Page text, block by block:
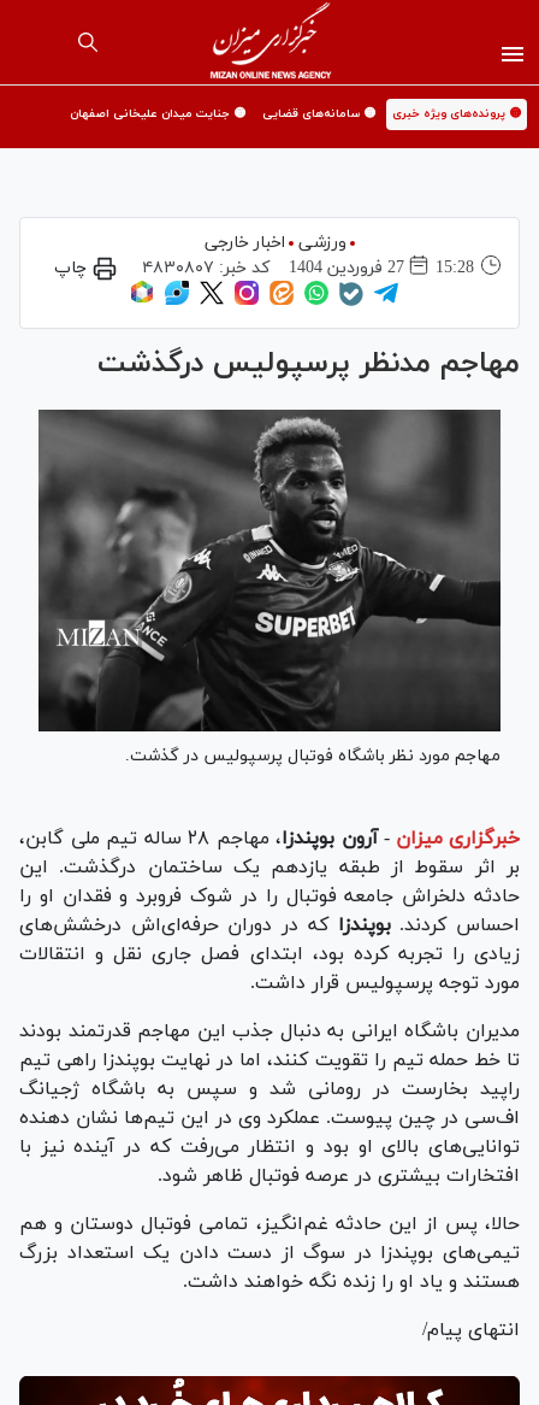
🟡 پرونده‌های ویژه خبری 🟡 سامانه‌های قضایی 🟡 جنایت میدان علیخانی اصفهان
ورزشی
اخبار خارجی
15:28
27 فروردين 1404 کد خبر: ۴۸۳۰۸۰۷ چاپ
مهاجم مدنظر پرسپولیس درگذشت
مهاجم مورد نظر باشگاه فوتبال پرسپولیس در گذشت.
خبرگزاری میزان - آرون بوپندزا
، مهاجم ۲۸ ساله تیم ملی گابن،
بر اثر سقوط از طبقه یازدهم یک ساختمان درگذشت. این
حادثه دلخراش جامعه فوتبال را در شوک فروبرد و فقدان او را
احساس کردند.بوپندزا که در دوران حرفه‌ای‌اش درخشش‌های
زیادی را تجربه کرده بود، ابتدای فصل جاری نقل و انتقالات
مورد توجه پرسپولیس قرار داشت.
مدیران باشگاه ایرانی به دنبال جذب این مهاجم قدرتمند بودند
تا خط حمله تیم را تقویت کنند، اما در نهایت بوپندزا راهی تیم
راپید بخارست در رومانی شد و سپس به باشگاه ژجیانگ
اف‌سی در چین پیوست. عملکرد وی در این تیم‌ها نشان دهنده
توانایی‌های بالای او بود و انتظار می‌رفت که در آینده نیز با
افتخارات بیشتری در عرصه فوتبال ظاهر شود.
حالا، پس از این حادثه غم‌انگیز، تمامی فوتبال دوستان و هم
تیمی‌های بوپندزا در سوگ از دست دادن یک استعداد بزرگ
هستند و یاد او را زنده نگه خواهند داشت.
انتهای پیام/